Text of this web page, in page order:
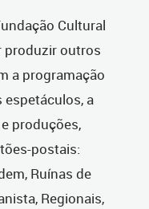
Cultural
produzir outros
a programação
espetáculos, a
produções,
postais:
Ruínas de
Regionais,